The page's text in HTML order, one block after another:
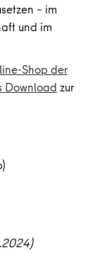
– im
und im
Shop der
Download zur